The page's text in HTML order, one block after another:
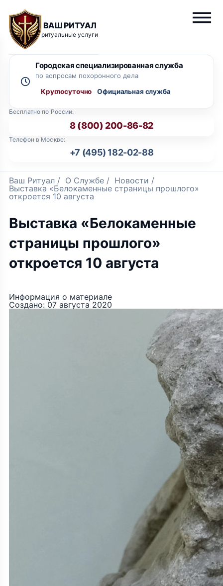
ВАШ РИТУАЛ
ритуальные услуги
Бесплатно по России:
8 (800) 200-86-82
Телефон в Москве:
+7 (495) 182-02-88
Городская специализированная служба
по вопросам похоронного дела
Круглосуточно
Ваш Ритуал / О Службе / Новости /
Выставка «Белокаменные страницы прошлого»
откроется 10 августа
Выставка «Белокаменные
страницы прошлого»
откроется 10 августа
Информация о материале
Создано: 07 августа 2020